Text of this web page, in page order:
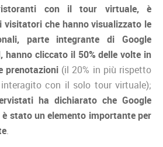
con il tour virtuale, è
visitatori che hanno visualizzato le
parte integrante di Google
hanno cliccato il 50% delle volte in
prenotazioni(il 20% in più rispetto
con il solo tour virtuale);
ha dichiarato che Google
è stato un elemento importante per
.